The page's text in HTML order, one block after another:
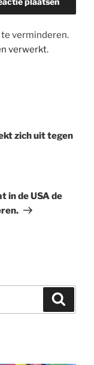
verminderen.
verwerkt.
zich uit tegen
in de USA de